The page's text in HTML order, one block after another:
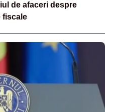
de afaceri despre
fiscale